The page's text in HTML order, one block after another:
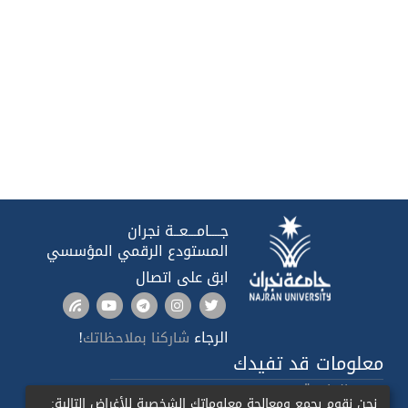
جــــامـــعــة نجران
المستودع الرقمي المؤسسي
ابق على اتصال
الرجاء شاركنا بملاحظاتك!
معلومات قد تفيدك
صدى الجامعة